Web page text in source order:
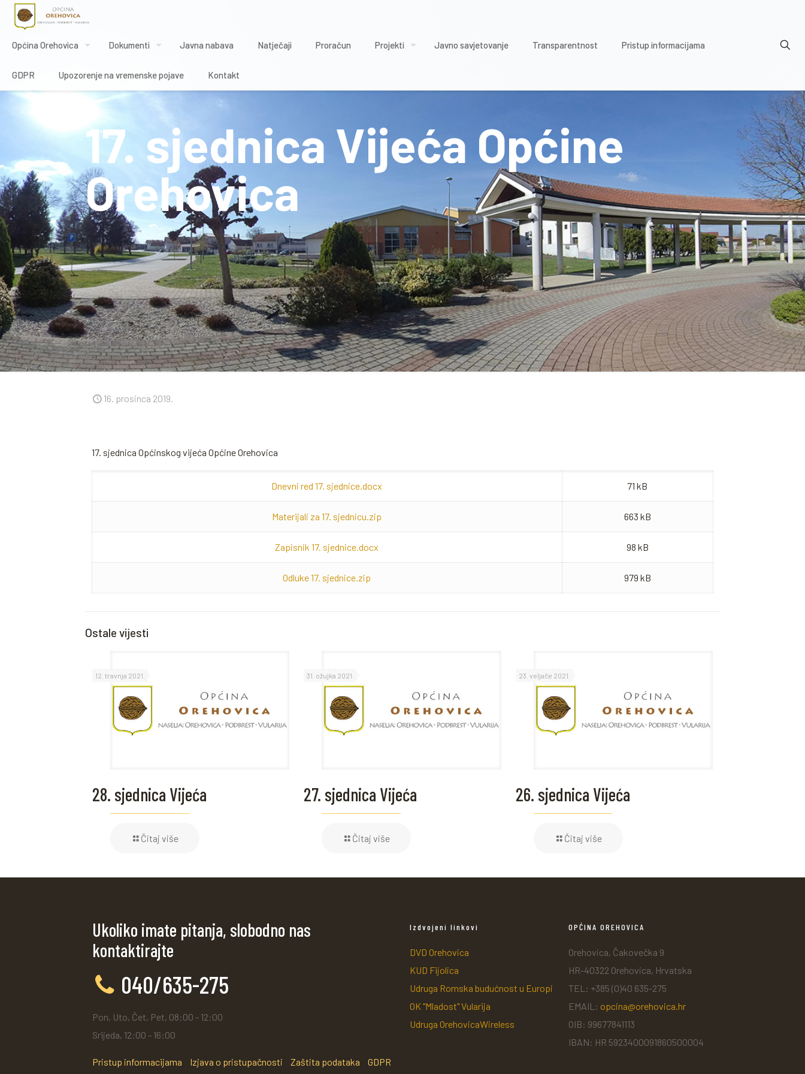
Općina Orehovica Dokumenti Javna nabava Natječaji Proračun Projekti Javno savjetovanje Transparentnost Pristup informacijama
GDPR Upozorenje na vremenske pojave Kontakt
17. sjednica Vijeća Općine
Orehovica
16. prosinca 2019.
17. sjednica Općinskog vijeća Općine Orehovica
Dnevni red 17. sjednice.docx 71 kB
Materijali za 17. sjednicu.zip 663 kB
Zapisnik 17. sjednice.docx 98 kB
Odluke 17. sjednice.zip 979 kB
Ostale vijesti
12. travnja 2021.
28. sjednica Vijeća
Čitaj više
31. ožujka 2021.
27. sjednica Vijeća
Čitaj više
23. veljače 2021.
26. sjednica Vijeća
Čitaj više
Ukoliko imate pitanja, slobodno nas
kontaktirajte
040/635-275
Pon, Uto, Čet, Pet, 08:00 - 12:00
Srijeda, 12:00 - 16:00
Pristup informacijama Izjava o pristupačnosti Zaštita podataka GDPR
Izdvojeni linkovi
DVD Orehovica
KUD Fijolica
Udruga Romska budućnost u Europi
OK "Mladost" Vularija
Udruga OrehovicaWireless
OPĆINA OREHOVICA
Orehovica, Čakovečka 9
HR-40322 Orehovica, Hrvatska
TEL: +385 (0)40 635-275
EMAIL: opcina@orehovica.hr
OIB: 99677841113
IBAN: HR 5923400091860500004